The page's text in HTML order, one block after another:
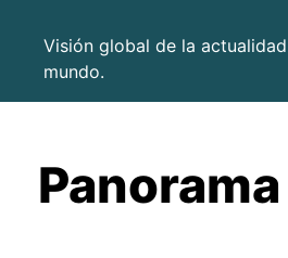
Visión global de la
mundo.